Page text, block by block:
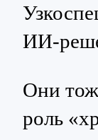
Они
роль